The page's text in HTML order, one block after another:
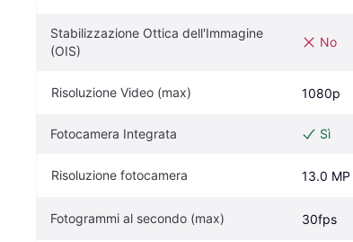
Stabilizzazione Ottica dell'Immagine
(OIS)
No
Risoluzione Video (max) 1080p
Fotocamera Integrata Sì
Risoluzione fotocamera 13.0 MP
Fotogrammi al secondo (max) 30fps